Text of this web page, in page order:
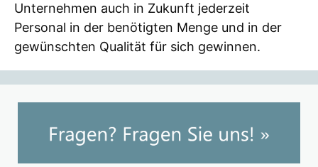
Unternehmen auch in Zukunft jederzeit
Personal in der benötigten Menge und in der
gewünschten Qualität für sich gewinnen.